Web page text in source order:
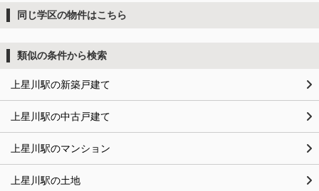
同じ学区の物件はこちら
類似の条件から検索
上星川駅の新築戸建て
上星川駅の中古戸建て
上星川駅のマンション
上星川駅の土地